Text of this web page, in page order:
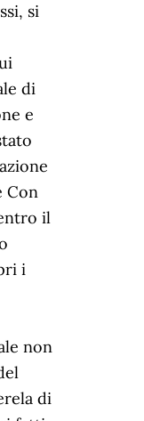
si
di
e
Con
il
i
non
di